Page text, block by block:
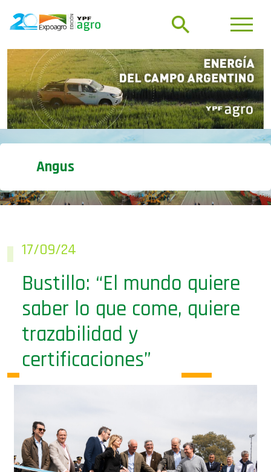
Angus
saber lo que come, quiere
trazabilidad y
certificaciones”